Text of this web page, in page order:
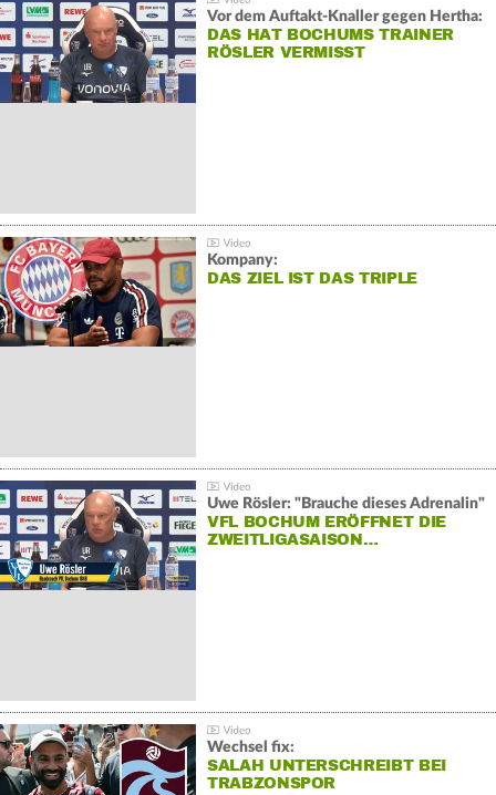
Vor dem Auftakt-Knaller gegen Hertha:
DAS HAT BOCHUMS TRAINER
RÖSLER VERMISST
Kompany:
DAS ZIEL IST DAS TRIPLE
Uwe Rösler: "Brauche dieses Adrenalin"
VFL BOCHUM ERÖFFNET DIE
ZWEITLIGASAISON…
Wechsel fix:
SALAH UNTERSCHREIBT BEI
TRABZONSPOR